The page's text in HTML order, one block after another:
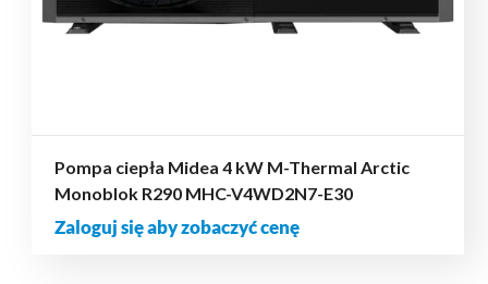
Pompa ciepła Midea 4 kW M-Thermal Arctic
Monoblok R290 MHC-V4WD2N7-E30
Zaloguj się aby zobaczyć cenę